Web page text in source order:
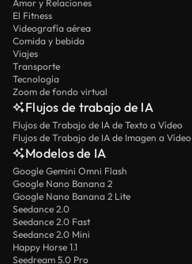
Amor y Relaciones
El Fitness
Videografía aérea
Comida y bebida
Viajes
Transporte
Tecnología
Zoom de fondo virtual
Flujos de trabajo de IA
Flujos de Trabajo de IA de Texto a Vídeo
Flujos de Trabajo de IA de Imagen a Vídeo
Modelos de IA
Google Gemini Omni Flash
Google Nano Banana 2
Google Nano Banana 2 Lite
Seedance 2.0
Seedance 2.0 Fast
Seedance 2.0 Mini
Happy Horse 1.1
Seedream 5.0 Pro